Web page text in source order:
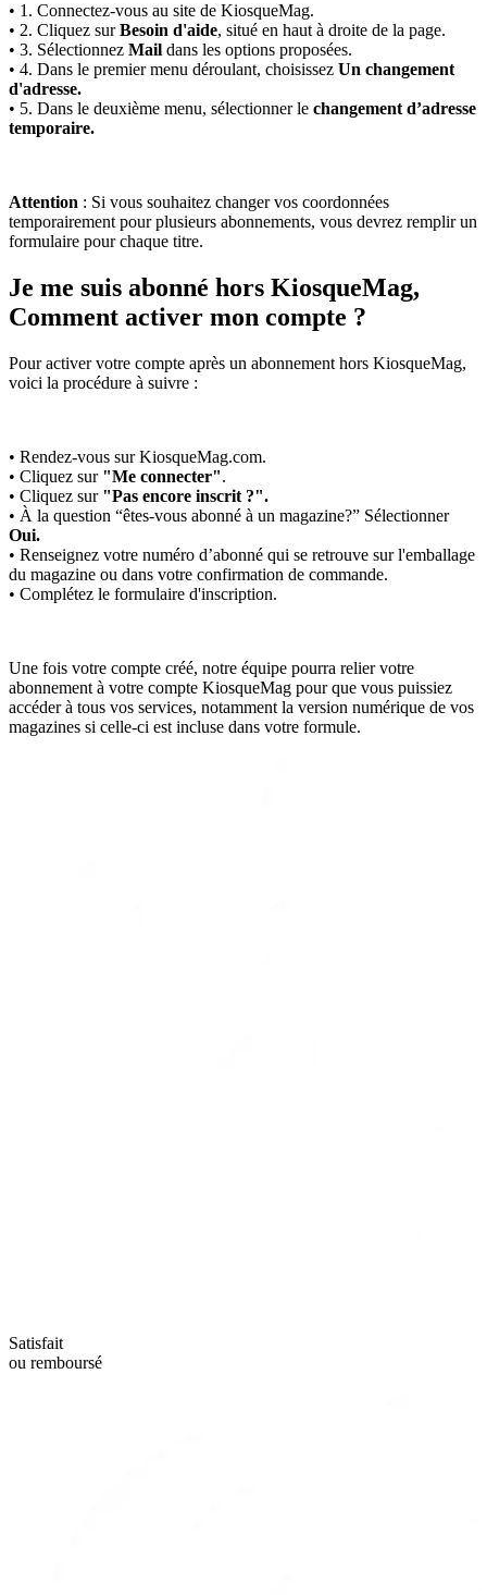
• 1. Connectez-vous au site de KiosqueMag.
• 2. Cliquez surBesoin d'aide, situé en haut à droite de la page.
• 3. Sélectionnez Mail dans les options proposées.
• 4. Dans le premier menu déroulant, choisissez Un changement
d'adresse.
• 5. Dans le deuxième menu, sélectionner le changement d’adresse
temporaire.
Attention : Si vous souhaitez changer vos coordonnées
temporairement pour plusieurs abonnements, vous devrez remplir un
formulaire pour chaque titre.
Je me suis abonné hors KiosqueMag,
Comment activer mon compte ?
Pour activer votre compte après un abonnement hors KiosqueMag,
voici la procédure à suivre :
• Rendez-vous sur KiosqueMag.com.
• Cliquez sur"Me connecter".
• Cliquez sur "Pas encore inscrit ?".
• À la question “êtes-vous abonné à un magazine?” Sélectionner
Oui.
• Renseignez votre numéro d’abonné qui se retrouve sur l'emballage
du magazine ou dans votre confirmation de commande.
• Complétez le formulaire d'inscription.
Une fois votre compte créé, notre équipe pourra relier votre
abonnement à votre compte KiosqueMag pour que vous puissiez
accéder à tous vos services, notamment la version numérique de vos
magazines si celle-ci est incluse dans votre formule.
Satisfait
ou remboursé